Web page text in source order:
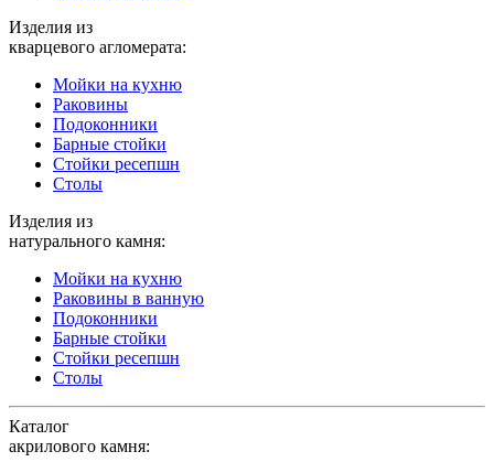
Изделия из
кварцевого агломерата:
Мойки на кухню
Раковины
Подоконники
Барные стойки
Стойки ресепшн
Столы
Изделия из
натурального камня:
Мойки на кухню
Раковины в ванную
Подоконники
Барные стойки
Стойки ресепшн
Столы
Каталог
акрилового камня: